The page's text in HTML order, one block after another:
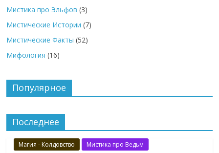
Мистика про Эльфов (3)
Мистические Истории (7)
Мистические Факты (52)
Мифология (16)
Популярное
Последнее
Магия - Колдовство Мистика про Ведьм